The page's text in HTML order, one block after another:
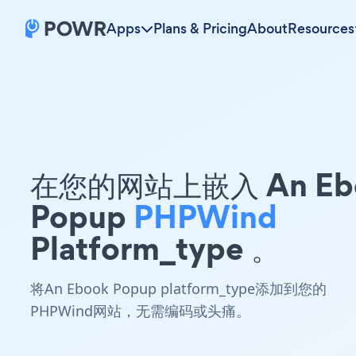
Apps Plans & PricingAboutResources
在您的网站上嵌入 An
Popup PHPWind
Platform_type 。
将An Ebook Popup platform_type添加到您的
PHPWind网站，无需编码或头痛。